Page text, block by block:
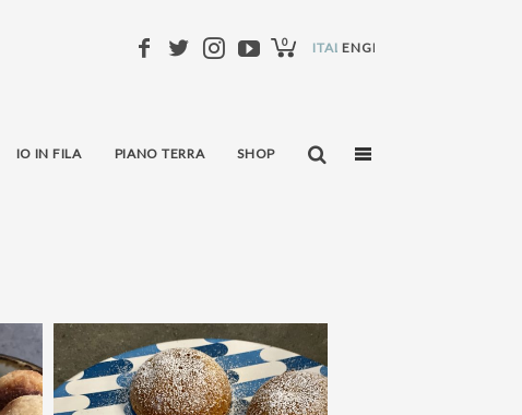
ITALIANO
ENGLISH
0
IO IN FILA PIANO TERRA SHOP